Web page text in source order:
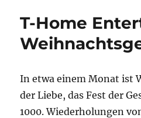
T-Home
In etwa einem Monat ist
der Liebe, das Fest der
1000. Wiederholungen